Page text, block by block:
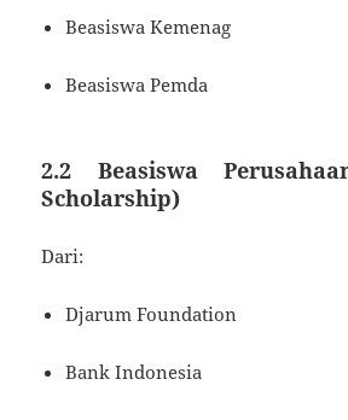
Beasiswa Kemenag
Beasiswa Pemda
2.2 Beasiswa
Scholarship)
Dari:
Djarum Foundation
Bank Indonesia